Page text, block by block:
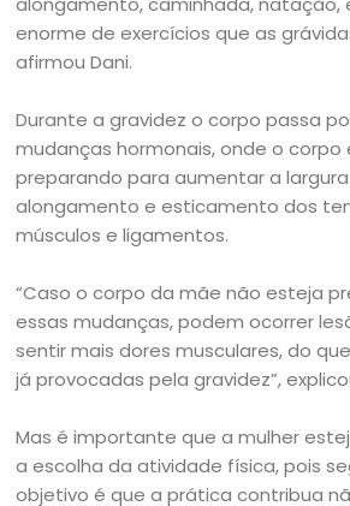
enorme de exercícios que as
afirmou Dani.
Durante a gravidez o corpo passa
mudanças hormonais, onde o corpo
preparando para aumentar a
alongamento e esticamento dos
músculos e ligamentos.
“Caso o corpo da mãe não esteja
essas mudanças, podem ocorrer
sentir mais dores musculares, do
já provocadas pela gravidez”,
Mas é importante que a mulher
a escolha da atividade física, pois
objetivo é que a prática contribua